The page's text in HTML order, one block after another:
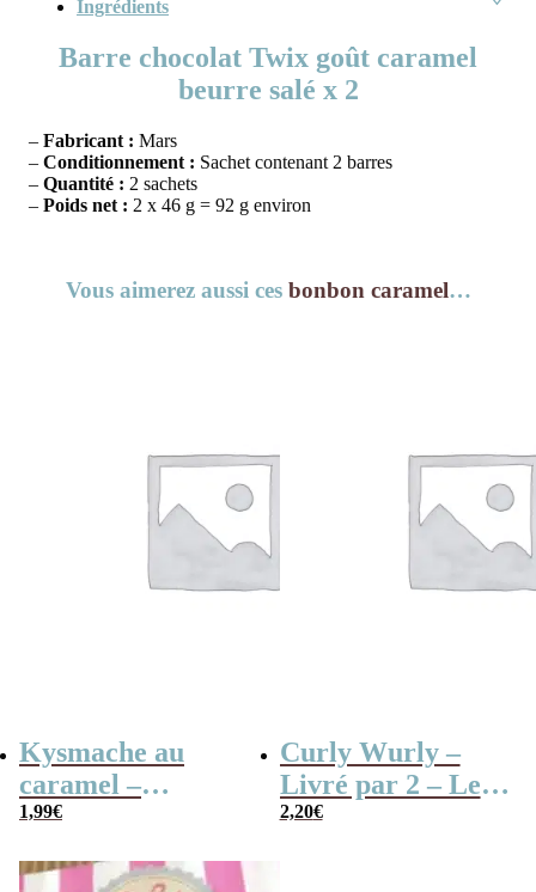
Ingrédients
Barre chocolat Twix goût caramel
beurre salé x 2
– Fabricant : Mars
– Conditionnement : Sachet contenant 2 barres
– Quantité : 2 sachets
– Poids net : 2 x 46 g = 92 g environ
Vous aimerez aussi ces bonbon caramel…
Kysmache au
caramel –
1,99€
Curly Wurly –
Livré par 2 – Les
3 mousquetaires –
2,20€